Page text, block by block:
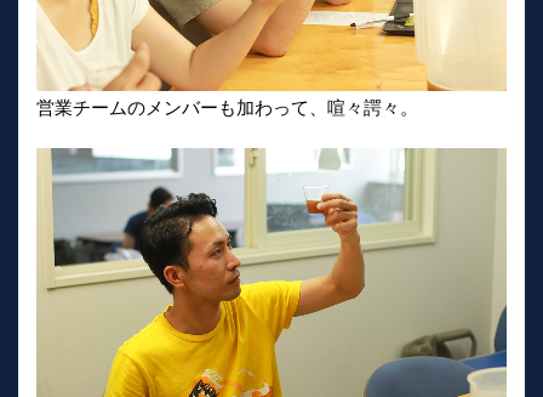
営業チームのメンバーも加わって、喧々諤々。